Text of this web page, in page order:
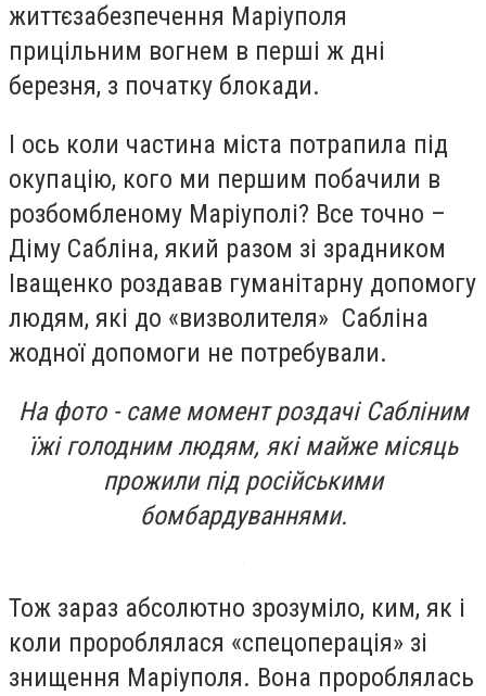
життєзабезпечення Маріуполя
прицільним вогнем в перші ж дні
березня, з початку блокади.
І ось коли частина міста потрапила під
окупацію, кого ми першим побачили в
розбомбленому Маріуполі? Все точно –
Діму Сабліна, який разом зі зрадником
Іващенко роздавав гуманітарну допомогу
людям, які до «визволителя» Сабліна
жодної допомоги не потребували.
На фото - саме момент роздачі Сабліним
їжі голодним людям, які майже місяць
прожили під російськими
бомбардуваннями.
Тож зараз абсолютно зрозуміло, ким, як і
коли пророблялася «спецоперація» зі
знищення Маріуполя. Вона пророблялась